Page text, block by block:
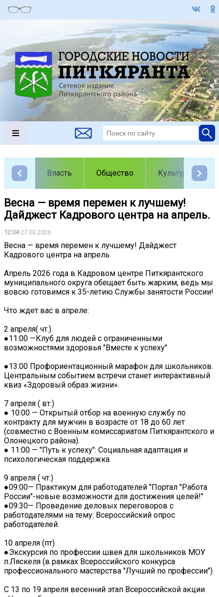
Власть Общество Культура
Весна — время перемен к лучшему!
Дайджест Кадрового центра на апрель.
12:0427.03.2026
Весна — время перемен к лучшему! Дайджест
Кадрового центра на апрель.
Апрель 2026 года в Кадровом центре Питкярантского
муниципального округа обещает быть жарким, ведь мы
вовсю готовимся к 35-летию Службы занятости России!
Что ждет вас в апреле:
2 апреля( чт.)
●11:00 —Клуб для людей с ограниченными
возможностями здоровья "Вместе к успеху"
●13:00 Профориентационный марафон для школьников.
Центральным событием встречи станет интерактивный
квиз «Здоровый образ жизни».
7 апреля ( вт.)
● 10:00 — Открытый отбор на военную службу по
контракту для мужчин в возрасте от 18 до 60 лет
(совместно с Военным комиссариатом Питкярантского и
Олонецкого района).
● 11:00 — "Путь к успеху": Социальная адаптация и
психологическая поддержка.
9 апреля ( чт.)
●09:00— Практикум для работодателей "Портал "Работа
России"-новые возможности для достижения целей!"
●09:30— Проведение деловых переговоров с
работодателями на тему: Всероссийский опрос
работодателей.
10 апреля (пт)
●Экскурсия по профессии швея для школьников МОУ
п.Ляскеля (в рамках Всероссийского конкурса
профессионального мастерства "Лучший по профессии")
С 13 по 19 апреля весенний этап Всероссийской акции